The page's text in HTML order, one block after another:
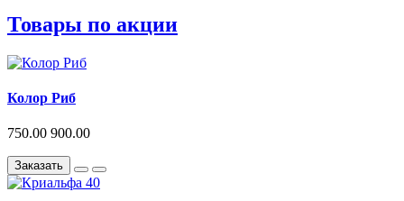
Товары по акции
Колор Риб
750.00 900.00
Заказать